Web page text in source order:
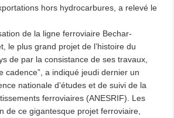
hors hydrocarbures, a relevé le
de la ligne ferroviaire Bechar-
le plus grand projet de l’histoire du
de par la consistance de ses travaux,
cadence”, a indiqué jeudi dernier un
nationale d’études et de suivi de la
ferroviaires (ANESRIF). Les
de ce gigantesque projet ferroviaire,